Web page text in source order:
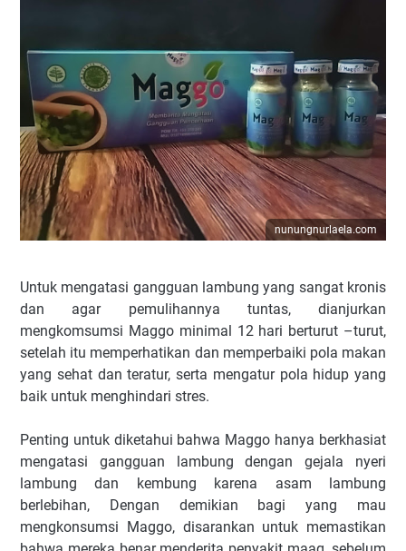
nunungnurlaela.com
Untuk mengatasi gangguan lambung yang sangat kronis
dan agar pemulihannya tuntas, dianjurkan
mengkomsumsi Maggo minimal 12 hari berturut –turut,
setelah itu memperhatikan dan memperbaiki pola makan
yang sehat dan teratur, serta mengatur pola hidup yang
baik untuk menghindari stres.
Penting untuk diketahui bahwa Maggo hanya berkhasiat
mengatasi gangguan lambung dengan gejala nyeri
lambung dan kembung karena asam lambung
berlebihan, Dengan demikian bagi yang mau
mengkonsumsi Maggo, disarankan untuk memastikan